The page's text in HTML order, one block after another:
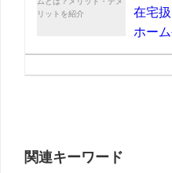
在宅
ホー
関連キーワード